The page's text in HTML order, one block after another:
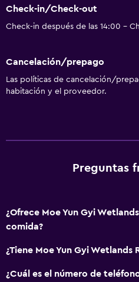
Check-in/Check-out
Check-in después de las 14:00 -
Cancelación/prepago
Las políticas de cancelación/
habitación y el proveedor.
Preguntas
¿Ofrece Moe Yun Gyi
comida?
¿Tiene Moe Yun Gyi Wetlands
¿Cuál es el número de